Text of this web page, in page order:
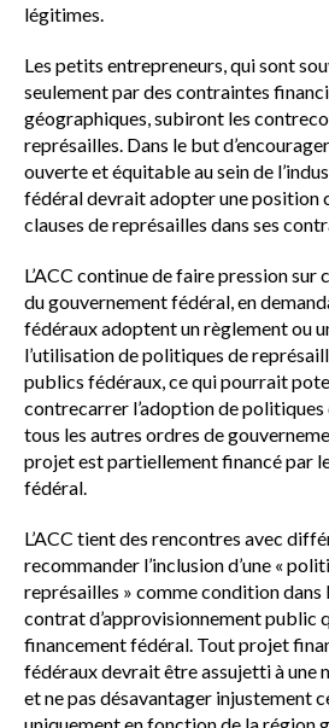
légitimes.
Les petits entrepreneurs, qui sont
seulement par des contraintes
géographiques, subiront les
représailles. Dans le but
ouverte et équitable au sein de
fédéral devrait adopter une position
clauses de représailles dans ses
L’ACC continue de faire pression
du gouvernement fédéral, en
fédéraux adoptent un règlement ou
l’utilisation de politiques de
publics fédéraux, ce qui pourrait
contrecarrer l’adoption de
tous les autres ordres de
projet est partiellement financé par
fédéral.
L’ACC tient des rencontres avec
recommander l’inclusion d’une «
représailles » comme condition dans
contrat d’approvisionnement public
financement fédéral. Tout projet
fédéraux devrait être assujetti à une
et ne pas désavantager injustement
uniquement en fonction de la région